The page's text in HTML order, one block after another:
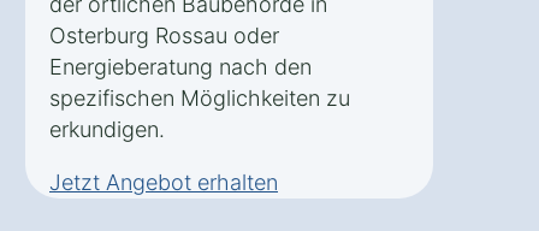
Osterburg Rossau oder
Energieberatung nach den
spezifischen Möglichkeiten zu
erkundigen.
Jetzt Angebot erhalten